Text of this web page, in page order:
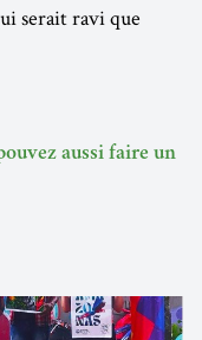
serait ravi que
aussi faire un